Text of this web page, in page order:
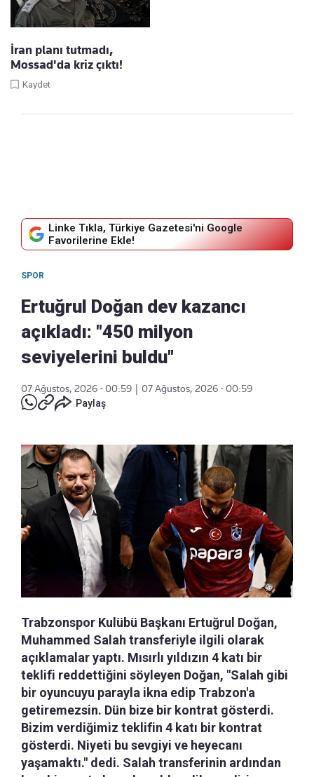
İran planı tutmadı,
Mossad'da kriz çıktı!
Kaydet
Linke Tıkla, Türkiye Gazetesi'ni Google
Favorilerine Ekle!
SPOR
Ertuğrul Doğan dev kazancı
açıkladı: "450 milyon
seviyelerini buldu"
07 Ağustos, 2026 - 00:59 | 07 Ağustos, 2026 - 00:59
Paylaş
Trabzonspor Kulübü Başkanı Ertuğrul Doğan,
Muhammed Salah transferiyle ilgili olarak
açıklamalar yaptı. Mısırlı yıldızın 4 katı bir
teklifi reddettiğini söyleyen Doğan, "Salah gibi
bir oyuncuyu parayla ikna edip Trabzon'a
getiremezsin. Dün bize bir kontrat gösterdi.
Bizim verdiğimiz teklifin 4 katı bir kontrat
gösterdi. Niyeti bu sevgiyi ve heyecanı
yaşamaktı." dedi. Salah transferinin ardından